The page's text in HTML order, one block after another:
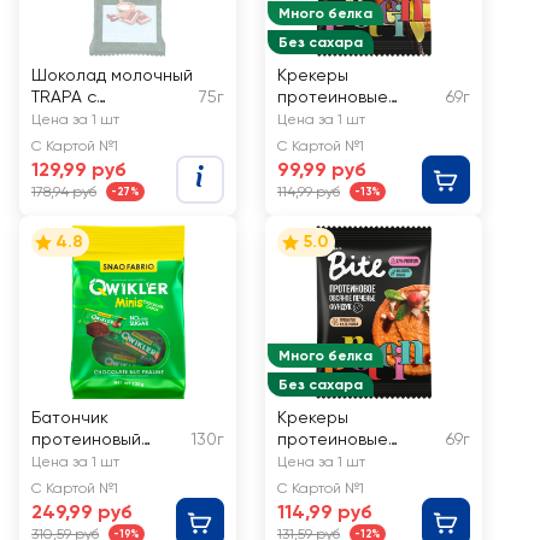
Шоколад молочный
TRAPA с
подсластителями
75г
Цена за 1 шт
С Картой №1
129,99 руб
178,94 руб -27%
Много белка
Без сахара
Крекеры
протеиновые
овсяные TAKE A BITE
с ванилью
69г
Цена за 1 шт
С Картой №1
99,99 руб
114,99 руб -13%
4.8
Батончик
протеиновый
SNAQ FABRIQ
Шоколадно-
ореховое
пралине,
130г
Цена за 1 шт
С Картой №1
249,99 руб
310,59 руб -19%
Много белка
Без сахара
5.0
Крекеры
протеиновые
овсяные TAKE A BITE
с фундуком
69г
Цена за 1 шт
С Картой №1
114,99 руб
131,59 руб -12%